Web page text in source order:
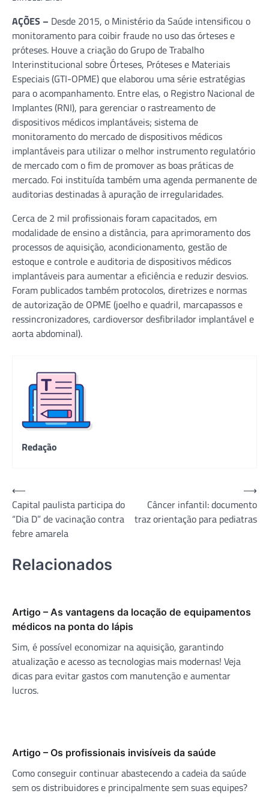
AÇÕES – Desde 2015, o Ministério da Saúde intensificou o
monitoramento para coibir fraude no uso das órteses e
próteses. Houve a criação do Grupo de Trabalho
Interinstitucional sobre Órteses, Próteses e Materiais
Especiais (GTI-OPME) que elaborou uma série estratégias
para o acompanhamento. Entre elas, o Registro Nacional de
Implantes (RNI), para gerenciar o rastreamento de
dispositivos médicos implantáveis; sistema de
monitoramento do mercado de dispositivos médicos
implantáveis para utilizar o melhor instrumento regulatório
de mercado com o fim de promover as boas práticas de
mercado. Foi instituída também uma agenda permanente de
auditorias destinadas à apuração de irregularidades.
Cerca de 2 mil profissionais foram capacitados, em
modalidade de ensino a distância, para aprimoramento dos
processos de aquisição, acondicionamento, gestão de
estoque e controle e auditoria de dispositivos médicos
implantáveis para aumentar a eficiência e reduzir desvios.
Foram publicados também protocolos, diretrizes e normas
de autorização de OPME (joelho e quadril, marcapassos e
ressincronizadores, cardioversor desfibrilador implantável e
aorta abdominal).
Redação
Navegação
de
Post
⟵
Capital paulista participa do
“Dia D” de vacinação contra
febre amarela
Câncer infantil: documento
traz orientação para pediatras
⟶
Relacionados
Artigo – As vantagens da locação de equipamentos
médicos na ponta do lápis
Sim, é possível economizar na aquisição, garantindo
atualização e acesso as tecnologias mais modernas! Veja
dicas para evitar gastos com manutenção e aumentar
lucros.
Artigo – Os profissionais invisíveis da saúde
Como conseguir continuar abastecendo a cadeia da saúde
sem os distribuidores e principalmente sem suas equipes?